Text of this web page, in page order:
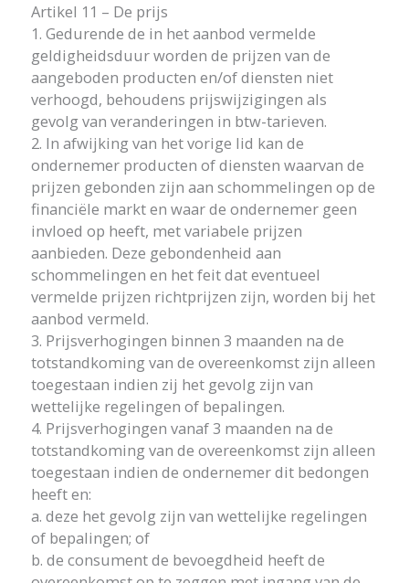
Artikel 11 – De prijs
1. Gedurende de in het aanbod vermelde
geldigheidsduur worden de prijzen van de
aangeboden producten en/of diensten niet
verhoogd, behoudens prijswijzigingen als
gevolg van veranderingen in btw-tarieven.
2. In afwijking van het vorige lid kan de
ondernemer producten of diensten waarvan de
prijzen gebonden zijn aan schommelingen op de
financiële markt en waar de ondernemer geen
invloed op heeft, met variabele prijzen
aanbieden. Deze gebondenheid aan
schommelingen en het feit dat eventueel
vermelde prijzen richtprijzen zijn, worden bij het
aanbod vermeld.
3. Prijsverhogingen binnen 3 maanden na de
totstandkoming van de overeenkomst zijn alleen
toegestaan indien zij het gevolg zijn van
wettelijke regelingen of bepalingen.
4. Prijsverhogingen vanaf 3 maanden na de
totstandkoming van de overeenkomst zijn alleen
toegestaan indien de ondernemer dit bedongen
heeft en:
a. deze het gevolg zijn van wettelijke regelingen
of bepalingen; of
b. de consument de bevoegdheid heeft de